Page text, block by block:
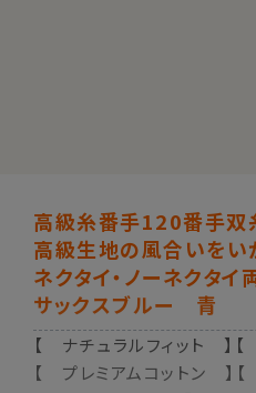
高級糸番手120番手双
高級生地の風合いをい
ネクタイ・ノーネクタ
サックスブルー 青
【 ナチュラルフィット 】
【 プレミアムコットン 】